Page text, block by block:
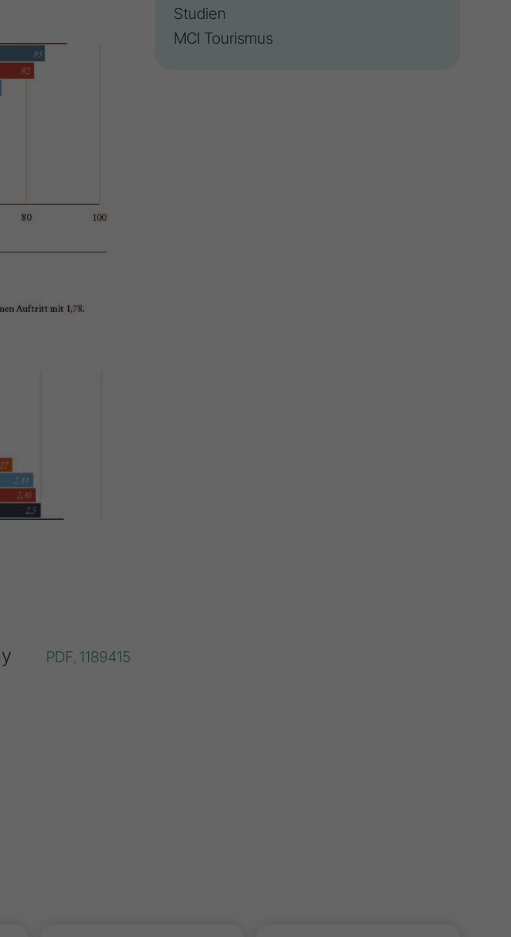
PDF, 1189415
Studien
MCI Tourismus